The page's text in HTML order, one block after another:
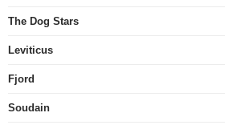
The Dog Stars
Leviticus
Fjord
Soudain